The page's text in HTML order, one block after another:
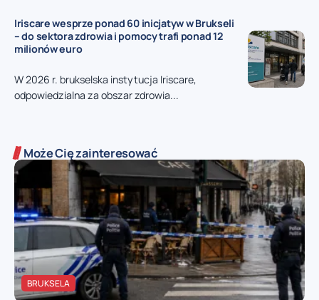
Iriscare wesprze ponad 60 inicjatyw w Brukseli
– do sektora zdrowia i pomocy trafi ponad 12
milionów euro
W 2026 r. brukselska instytucja Iriscare,
odpowiedzialna za obszar zdrowia...
Może Cię zainteresować
BRUKSELA